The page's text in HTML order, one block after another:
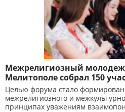
Межрелигиозный
Мелитополе собрал 150
Целью форума стало
межрелигиозного и
принципах уважениям